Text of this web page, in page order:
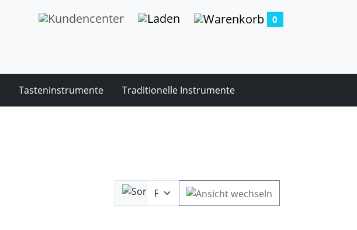
0
Tasteninstrumente Traditionelle Instrumente